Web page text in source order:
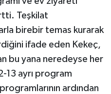
Teşkilat
birebir temas kurarak
ifade eden Kekeç,
bu yana neredeyse her
13 ayrı program
ardından